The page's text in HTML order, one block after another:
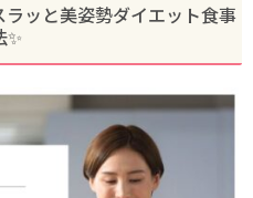
ッと美姿勢ダイエット食事
✨